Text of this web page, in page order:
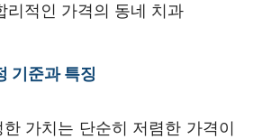
리적인 가격의 동네 치과
기준과 특징
가치는 단순히 저렴한 가격이